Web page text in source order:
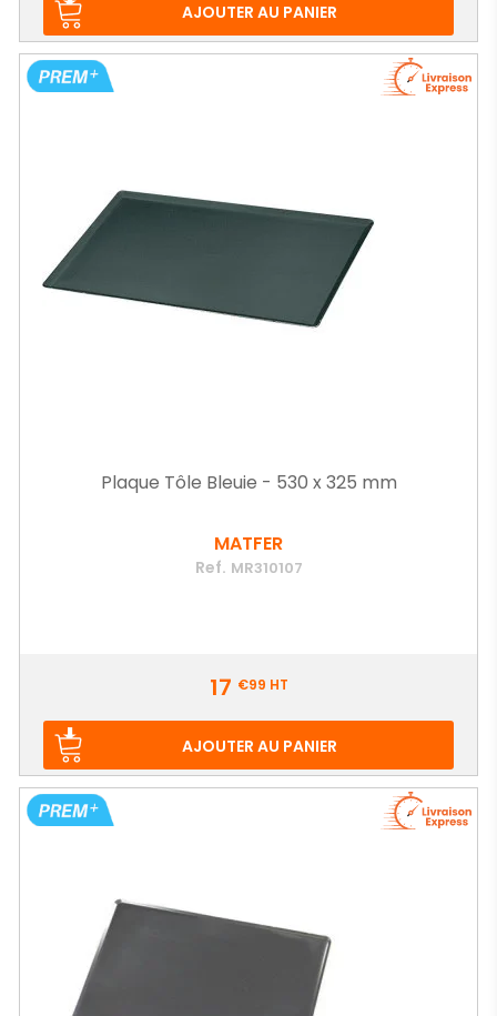
AJOUTER AU PANIER
Plaque Tôle Bleuie - 530 x 325 mm
MATFER
Ref. MR310107
17 €99 HT
AJOUTER AU PANIER